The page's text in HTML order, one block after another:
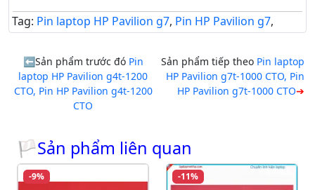
Tag: Pin laptop HP Pavilion g7, Pin HP Pavilion g7,
Sản phẩm trước đó Pin
laptop HP Pavilion g4t-1200
CTO, Pin HP Pavilion g4t-1200
CTO
Sản phẩm tiếp theo Pin laptop
HP Pavilion g7t-1000 CTO, Pin
HP Pavilion g7t-1000 CTO
🏳Sản phẩm liên quan
-9% -11%